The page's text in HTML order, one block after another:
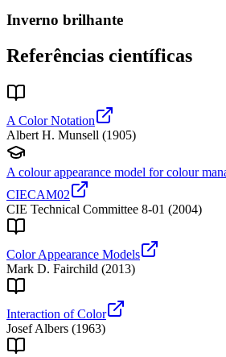
Inverno brilhante
Referências científicas
A Color Notation
Albert H. Munsell (1905)
A colour appearance model for colour
CIECAM02
CIE Technical Committee 8-01 (2004)
Color Appearance Models
Mark D. Fairchild (2013)
Interaction of Color
Josef Albers (1963)